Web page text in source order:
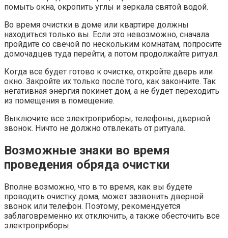
помыть окна, окропить углы и зеркала святой водой.
Во время очистки в доме или квартире должны
находиться только вы. Если это невозможно, сначала
пройдите со свечой по нескольким комнатам, попросите
домочадцев туда перейти, а потом продолжайте ритуал.
Когда все будет готово к очистке, откройте дверь или
окно. Закройте их только после того, как закончите. Так
негативная энергия покинет дом, а не будет переходить
из помещения в помещение.
Выключите все электроприборы, телефоны, дверной
звонок. Ничто не должно отвлекать от ритуала.
Возможные знаки во время
проведения обряда очистки
Вполне возможно, что в то время, как вы будете
проводить очистку дома, может зазвонить дверной
звонок или телефон. Поэтому, рекомендуется
заблаговременно их отключить, а также обесточить все
электроприборы.